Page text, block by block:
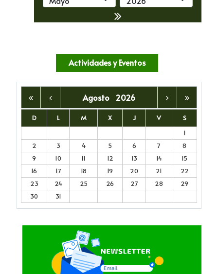
Actividades y Eventos
Agosto 2026
D L M X J V
S
1
2
3 4 5 6 7
8
9
10 11 12 13 14
15
16
17 18 19 20 21
22
23
24 25 26 27 28
29
30
31